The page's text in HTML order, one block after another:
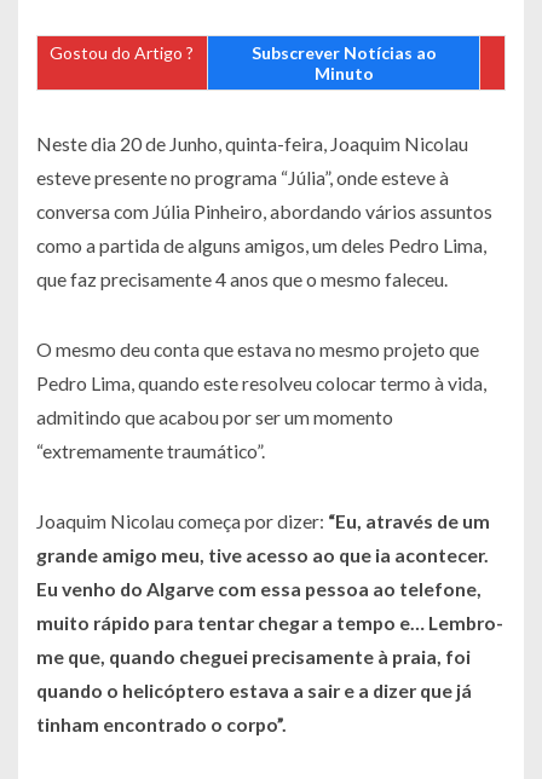
Gostou do Artigo ?
Subscrever Notícias ao
Minuto
Neste dia 20 de Junho, quinta-feira, Joaquim Nicolau
esteve presente no programa “Júlia”, onde esteve à
conversa com Júlia Pinheiro, abordando vários assuntos
como a partida de alguns amigos, um deles Pedro Lima,
que faz precisamente 4 anos que o mesmo faleceu.
O mesmo deu conta que estava no mesmo projeto que
Pedro Lima, quando este resolveu colocar termo à vida,
admitindo que acabou por ser um momento
“extremamente traumático”.
Joaquim Nicolau começa por dizer: “Eu, através de um
grande amigo meu, tive acesso ao que ia acontecer.
Eu venho do Algarve com essa pessoa ao telefone,
muito rápido para tentar chegar a tempo e… Lembro-
me que, quando cheguei precisamente à praia, foi
quando o helicóptero estava a sair e a dizer que já
tinham encontrado o corpo”.